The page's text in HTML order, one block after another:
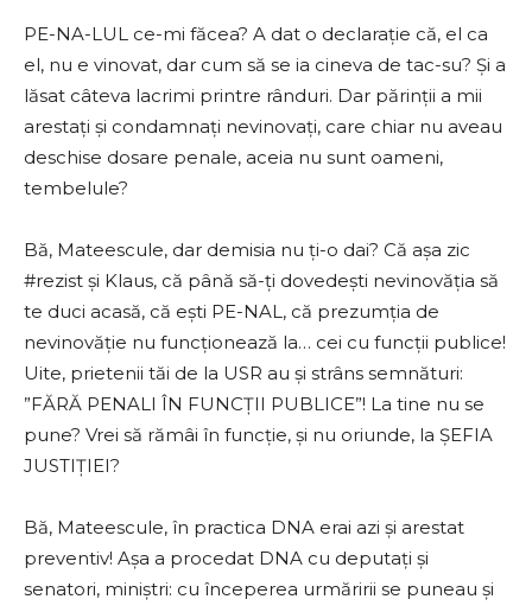
PE-NA-LUL ce-mi făcea? A dat o declarație că, el ca
el, nu e vinovat, dar cum să se ia cineva de tac-su? Și a
lăsat câteva lacrimi printre rânduri. Dar părinții a mii
arestați și condamnați nevinovați, care chiar nu aveau
deschise dosare penale, aceia nu sunt oameni,
tembelule?
Bă, Mateescule, dar demisia nu ți-o dai? Că așa zic
#rezist și Klaus, că până să-ți dovedești nevinovăția să
te duci acasă, că ești PE-NAL, că prezumția de
nevinovăție nu funcționează la… cei cu funcții publice!
Uite, prietenii tăi de la USR au și strâns semnături:
”FĂRĂ PENALI ÎN FUNCȚII PUBLICE”! La tine nu se
pune? Vrei să rămâi în funcție, și nu oriunde, la ȘEFIA
JUSTIȚIEI?
Bă, Mateescule, în practica DNA erai azi și arestat
preventiv! Așa a procedat DNA cu deputați și
senatori, miniștri: cu începerea urmăririi se puneau și